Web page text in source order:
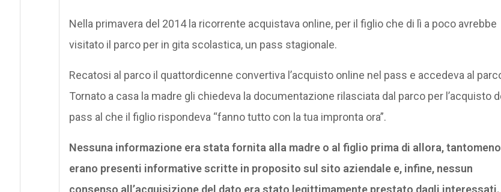
Nella primavera del 2014 la ricorrente acquistava online, per il figlio che di lì a poco avrebbe
visitato il parco per in gita scolastica, un pass stagionale.
Recatosi al parco il quattordicenne convertiva l’acquisto online nel pass e accedeva al
Tornato a casa la madre gli chiedeva la documentazione rilasciata dal parco per l’acquisto
pass al che il figlio rispondeva “fanno tutto con la tua impronta ora”.
Nessuna informazione era stata fornita alla madre o al figlio prima di allora, tantomeno
erano presenti informative scritte in proposito sul sito aziendale e, infine, nessun
consenso all’acquisizione del dato era stato legittimamente prestato dagli interessati.